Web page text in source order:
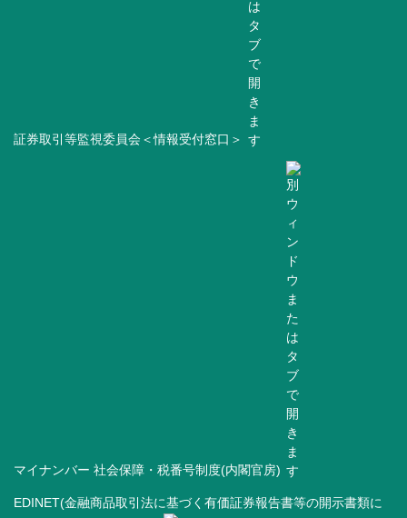
証券取引等監視委員会＜情報受付窓口＞
マイナンバー 社会保障・税番号制度(内閣官房)
EDINET(金融商品取引法に基づく有価証券報告書等の開示書類に